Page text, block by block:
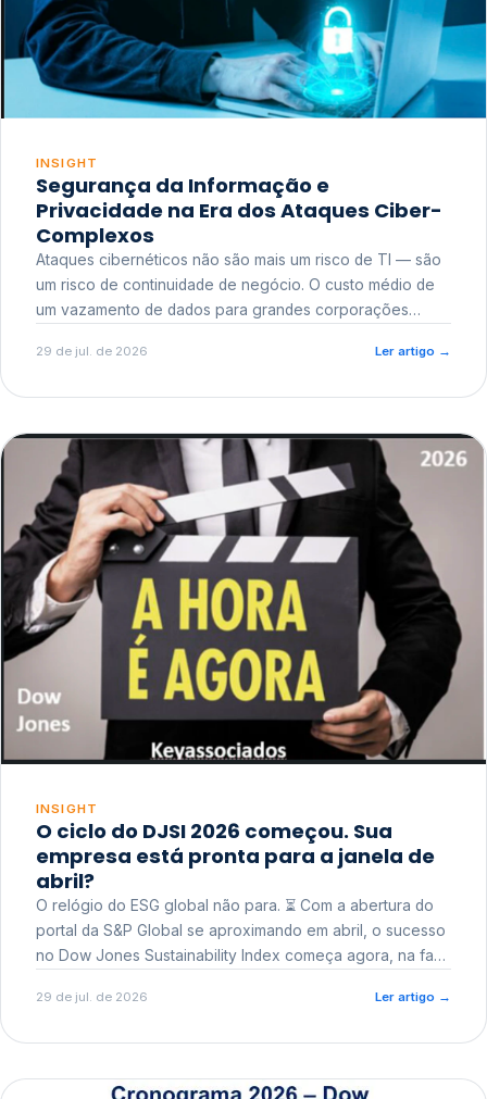
INSIGHT
Segurança da Informação e
Privacidade na Era dos Ataques Ciber-
Complexos
Ataques cibernéticos não são mais um risco de TI — são
um risco de continuidade de negócio. O custo médio de
um vazamento de dados para grandes corporações
reputacional e o risco regulatório junto a órgãos como a
29 de jul. de 2026 Ler artigo →
INSIGHT
O ciclo do DJSI 2026 começou. Sua
empresa está pronta para a janela de
abril?
O relógio do ESG global não para. ⏳ Com a abertura do
portal da S&P Global se aproximando em abril, o sucesso
no Dow Jones Sustainability Index começa agora, na fase
29 de jul. de 2026 Ler artigo →